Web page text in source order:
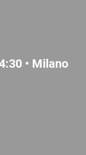
• Milano